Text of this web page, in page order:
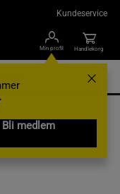
Kundeservice
Min profil
Bli medlem
Handlekorg